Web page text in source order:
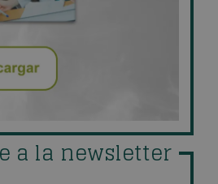
a la newsletter